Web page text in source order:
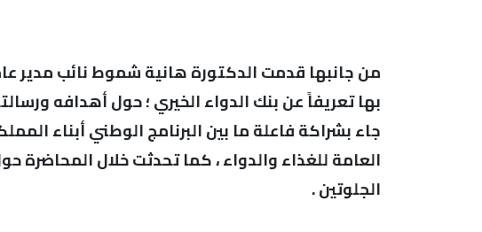
من جانبها قدمت الدكتورة هانية شموط نائب مدير
بها تعريفاً عن بنك الدواء الخيري ؛ حول أهدافه
جاء بشراكة فاعلة ما بين البرنامج الوطني أبناء
العامة للغذاء والدواء ، كما تحدثت خلال المحاضرة
الجلوتين .